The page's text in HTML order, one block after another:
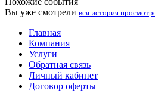
Вы уже смотрели вся история
Главная
Компания
Услуги
Обратная связь
Личный кабинет
Договор оферты